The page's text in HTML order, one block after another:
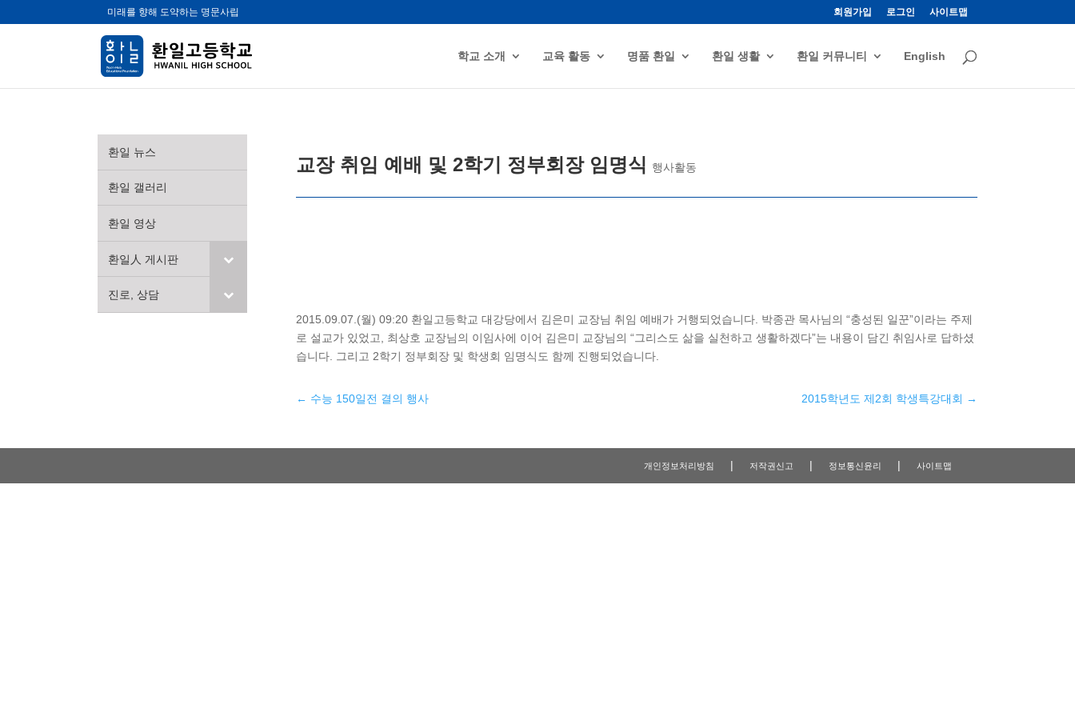
미래를 향해 도약하는 명문사립 회원가입 로그인 사이트맵
학교 소개 교육 활동 명품 환일 환일 생활 환일 커뮤니티 English
교장 취임 예배 및 2학기 정부회장 임명식 행사활동
2015.09.07.(월) 09:20 환일고등학교 대강당에서 김은미 교장님 취임 예배가 거행되었습니다. 박종관 목사님의 “충성된 일꾼”이라는 주제
로 설교가 있었고, 최상호 교장님의 이임사에 이어 김은미 교장님의 “그리스도 삶을 실천하고 생활하겠다”는 내용이 담긴 취임사로 답하셨
습니다. 그리고 2학기 정부회장 및 학생회 임명식도 함께 진행되었습니다.
← 수능 150일전 결의 행사 2015학년도 제2회 학생특강대회 →
환일 뉴스
환일 갤러리
환일 영상
환일人 게시판
진로, 상담
개인정보처리방침 | 저작권신고 | 정보통신윤리 | 사이트맵